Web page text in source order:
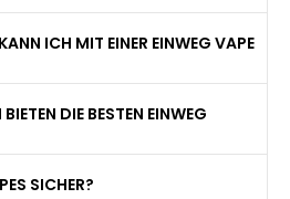
ICH MIT EINER EINWEG VAPE
DIE BESTEN EINWEG
SICHER?